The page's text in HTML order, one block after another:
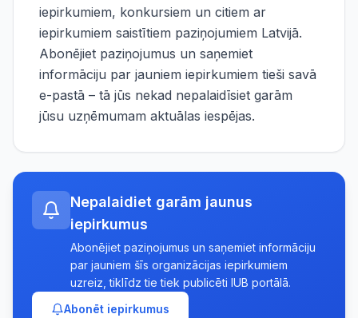
iepirkumiem, konkursiem un citiem ar
iepirkumiem saistītiem paziņojumiem Latvijā.
Abonējiet paziņojumus un saņemiet
informāciju par jauniem iepirkumiem tieši savā
e-pastā – tā jūs nekad nepalaidīsiet garām
jūsu uzņēmumam aktuālas iespējas.
Nepalaidiet garām jaunus
iepirkumus
Abonējiet paziņojumus un saņemiet informāciju
par jauniem šīs organizācijas iepirkumiem
uzreiz, tiklīdz tie tiek publicēti IUB portālā.
Abonēt iepirkumus